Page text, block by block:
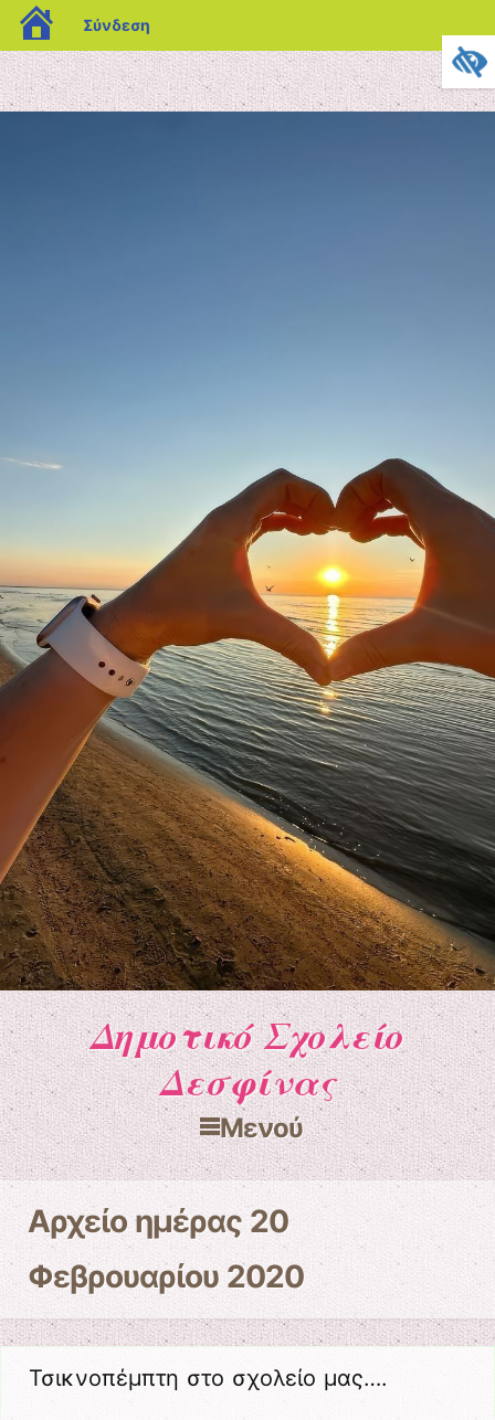
blogs.sch.gr
Σύνδεση
Δημοτικό Σχολείο
Δεσφίνας
Μενού
Μετάβαση στο περιεχόμενο
Αρχείο ημέρας 20
Φεβρουαρίου 2020
Τσικνοπέμπτη στο σχολείο μας….